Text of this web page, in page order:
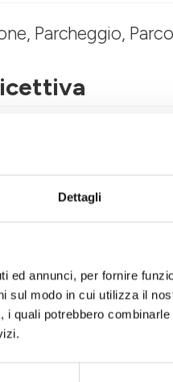
Dettagli
ed annunci, per fornire
sul modo in cui utilizza il
quali potrebbero
Parcheggio,
2